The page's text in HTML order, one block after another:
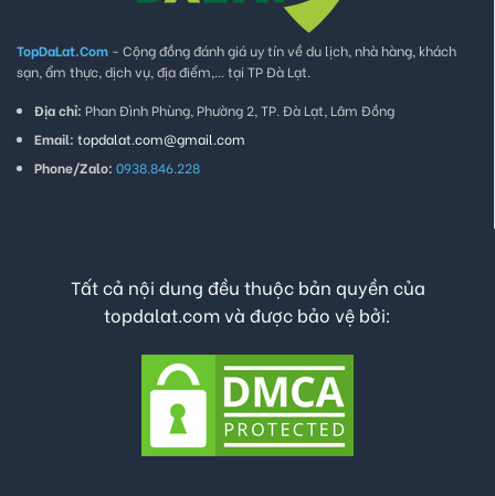
TopDaLat.Com - Cộng đồng đánh giá uy tín về du lịch, nhà hàng, khách
sạn, ẩm thực, dịch vụ, địa điểm,... tại TP Đà Lạt.
Địa chỉ: Phan Đình Phùng, Phường 2, TP. Đà Lạt, Lâm Đồng
Email: topdalat.com@gmail.com
Phone/Zalo: 0938.846.228
Tất cả nội dung đều thuộc bản quyền của
topdalat.com và được bảo vệ bởi: